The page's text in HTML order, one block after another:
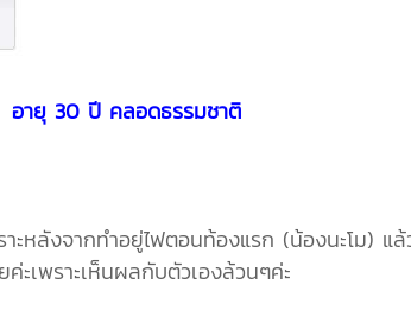
ายุ 30 ปี คลอดธรรมชาติ
ะหลังจากทำอยู่ไฟตอนท้องแรก (น้องนะโม)
ะเพราะเห็นผลกับตัวเองล้วนๆค่ะ